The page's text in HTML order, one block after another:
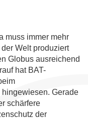
muss immer mehr
Welt produziert
Globus ausreichend
hat BAT-
Gerade
schärfere
der